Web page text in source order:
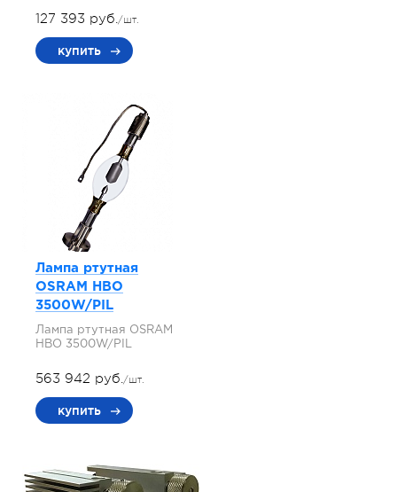
127 393 руб./шт.
купить
Лампа ртутная
OSRAM HBO
3500W/PIL
Лампа ртутная OSRAM
HBO 3500W/PIL
563 942 руб./шт.
купить